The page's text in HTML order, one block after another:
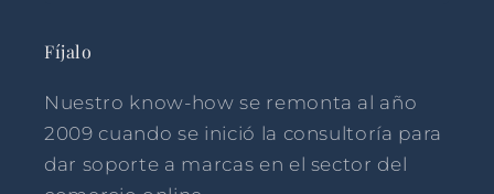
Fíjalo
Nuestro know-how se remonta al año
2009 cuando se inició la consultoría para
dar soporte a marcas en el sector del